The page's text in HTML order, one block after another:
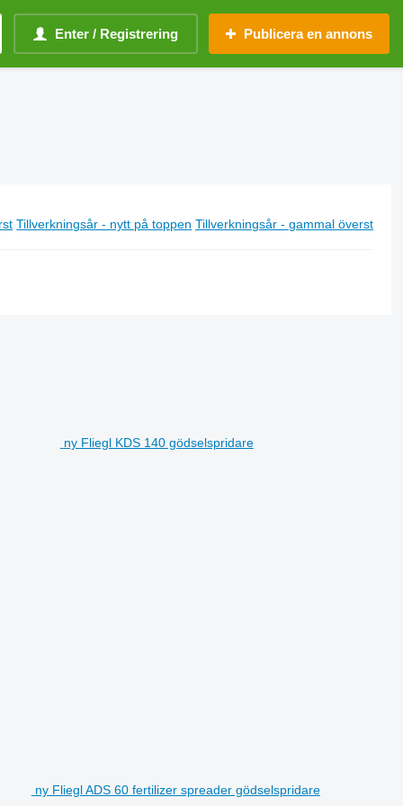
Enter / Registrering Publicera en annons
Tillverkningsår - nytt på toppen Tillverkningsår - gammal överst
ny Fliegl KDS 140 gödselspridare
ny Fliegl ADS 60 fertilizer spreader gödselspridare